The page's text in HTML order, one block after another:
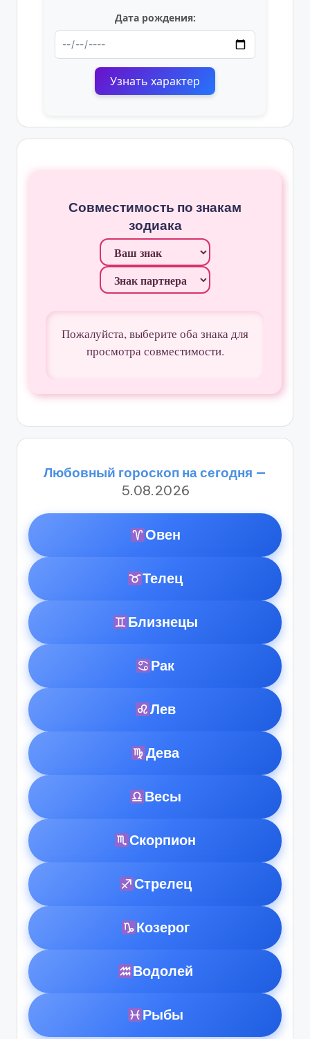
Дата рождения:
Узнать характер
Совместимость по знакам
зодиака
Пожалуйста, выберите оба знака для
просмотра совместимости.
Любовный гороскоп на сегодня —
5.08.2026
Овен
Телец
Близнецы
Рак
Лев
Дева
Весы
Скорпион
Стрелец
Козерог
Водолей
Рыбы